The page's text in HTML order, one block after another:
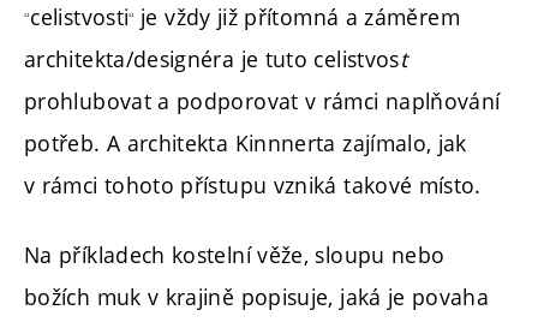
“celistvosti“ je vždy již přítomná a záměrem
architekta/designéra je tuto celistvost
prohlubovat a podporovat v rámci naplňování
potřeb. A architekta Kinnnerta zajímalo, jak
v rámci tohoto přístupu vzniká takové místo.
Na příkladech kostelní věže, sloupu nebo
božích muk v krajině popisuje, jaká je povaha